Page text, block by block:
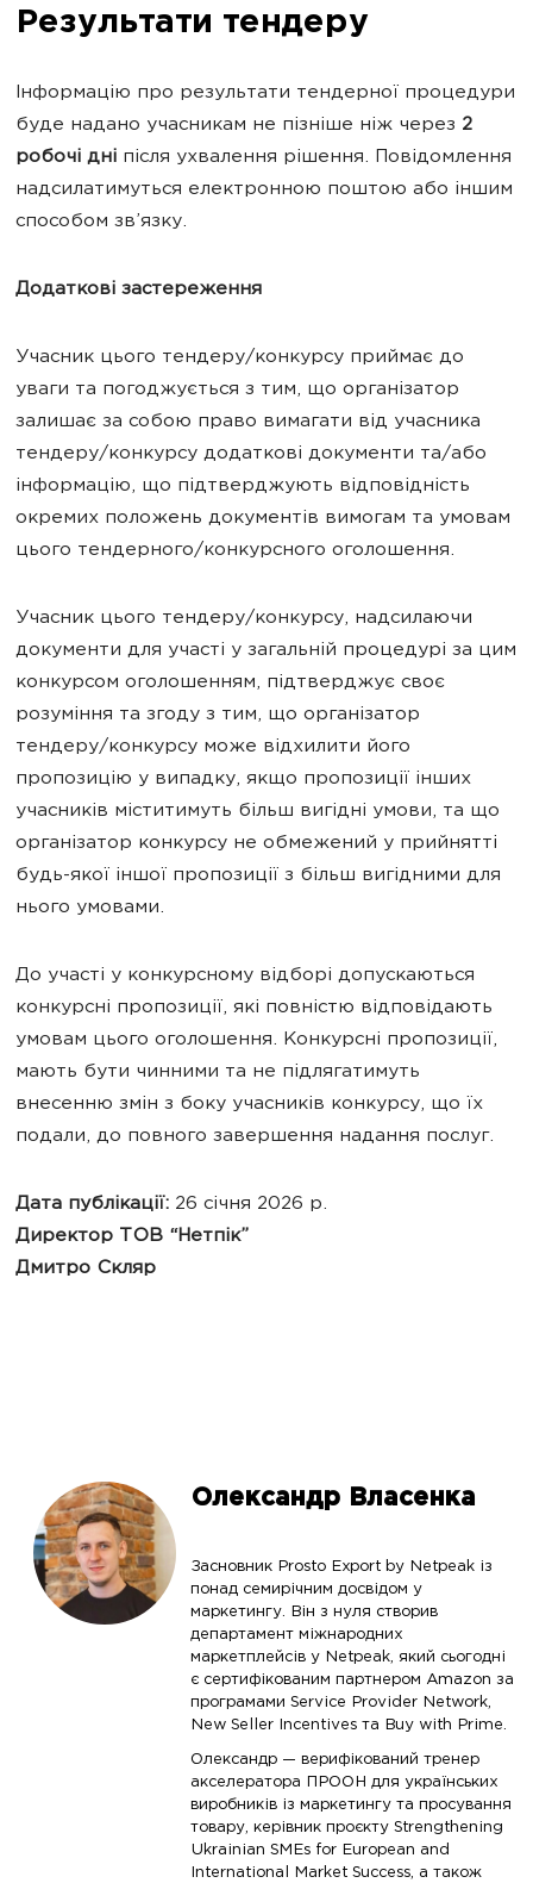
Результати тендеру
Інформацію про результати тендерної процедури
буде надано учасникам не пізніше ніж через 2
робочі дні після ухвалення рішення. Повідомлення
надсилатимуться електронною поштою або іншим
способом зв’язку.
Додаткові застереження
Учасник цього тендеру/конкурсу приймає до
уваги та погоджується з тим, що організатор
залишає за собою право вимагати від учасника
тендеру/конкурсу додаткові документи та/або
інформацію, що підтверджують відповідність
окремих положень документів вимогам та умовам
цього тендерного/конкурсного оголошення.
Учасник цього тендеру/конкурсу, надсилаючи
документи для участі у загальній процедурі за цим
конкурсом оголошенням, підтверджує своє
розуміння та згоду з тим, що організатор
тендеру/конкурсу може відхилити його
пропозицію у випадку, якщо пропозиції інших
учасників міститимуть більш вигідні умови, та що
організатор конкурсу не обмежений у прийнятті
будь-якої іншої пропозиції з більш вигідними для
нього умовами.
До участі у конкурсному відборі допускаються
конкурсні пропозиції, які повністю відповідають
умовам цього оголошення. Конкурсні пропозиції,
мають бути чинними та не підлягатимуть
внесенню змін з боку учасників конкурсу, що їх
подали, до повного завершення надання послуг.
Дата публікації: 26 січня 2026 р.
Директор ТОВ “Нетпік”
Дмитро Скляр
Олександр Власенка
Засновник Prosto Export by Netpeak із
понад семирічним досвідом у
маркетингу. Він з нуля створив
департамент міжнародних
маркетплейсів у Netpeak, який сьогодні
є сертифікованим партнером Amazon за
програмами Service Provider Network,
New Seller Incentives та Buy with Prime.
Олександр — верифікований тренер
акселератора ПРООН для українських
виробників із маркетингу та просування
товару, керівник проєкту Strengthening
Ukrainian SMEs for European and
International Market Success, а також